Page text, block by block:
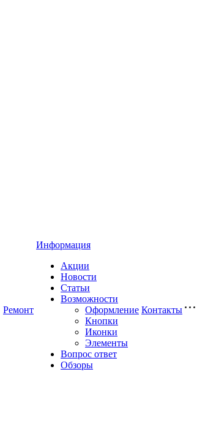
Ремонт
Информация
Акции
Новости
Статьи
Возможности
Оформление
Кнопки
Иконки
Элементы
Вопрос ответ
Обзоры
Контакты